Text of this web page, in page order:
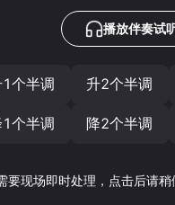
播放伴奏试
1个半调 升2个半调
1个半调 降2个半调
要现场即时处理，点击后请